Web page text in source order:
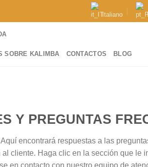
Italiano
SOBRE KALIMBA CONTACTOS BLOG
Y PREGUNTAS
encontrará respuestas a las
cliente. Haga clic en la sección que le
en contacto con nuestro equipo de